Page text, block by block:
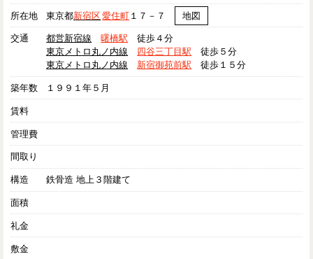
所在地 東京都新宿区愛住町 １７－７ 地図
交通 都営新宿線 曙橋駅 徒歩４分
東京メトロ丸ノ内線
四谷三丁目駅 徒歩５分
東京メトロ丸ノ内線
新宿御苑前駅 徒歩１５分
築年数 １９９１年５月
賃料
管理費
間取り
構造 鉄骨造 地上３階建て
面積
礼金
敷金